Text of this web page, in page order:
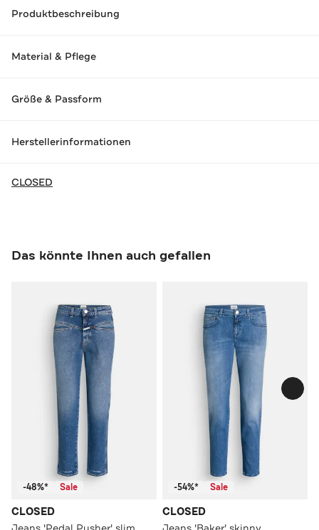
Produktbeschreibung
Material & Pflege
Größe & Passform
Herstellerinformationen
CLOSED
Das könnte Ihnen auch gefallen
-48%* Sale
CLOSED
-54%* Sale
CLOSED